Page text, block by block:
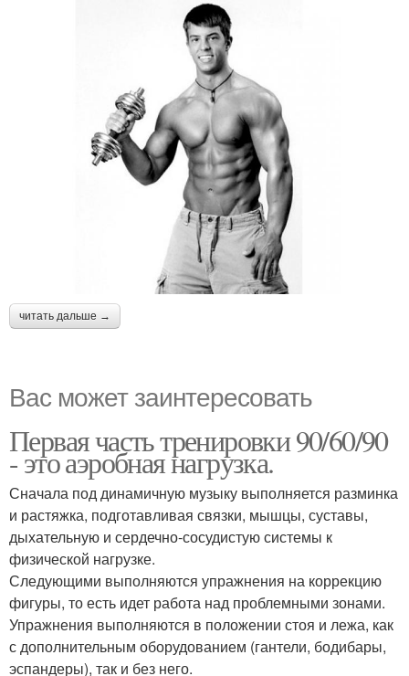
читать дальше →
Вас может заинтересовать
Первая часть тренировки 90/60/90
- это аэробная нагрузка.
Сначала под динамичную музыку выполняется разминка
и растяжка, подготавливая связки, мышцы, суставы,
дыхательную и сердечно-сосудистую системы к
физической нагрузке.
Следующими выполняются упражнения на коррекцию
фигуры, то есть идет работа над проблемными зонами.
Упражнения выполняются в положении стоя и лежа, как
с дополнительным оборудованием (гантели, бодибары,
эспандеры), так и без него.